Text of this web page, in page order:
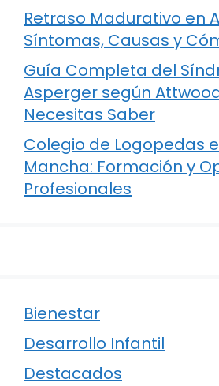
Retraso Madurativo en
Síntomas, Causas y
Guía Completa del
Asperger según
Necesitas Saber
Colegio de Logopedas
Mancha: Formación y
Profesionales
Bienestar
Desarrollo Infantil
Destacados